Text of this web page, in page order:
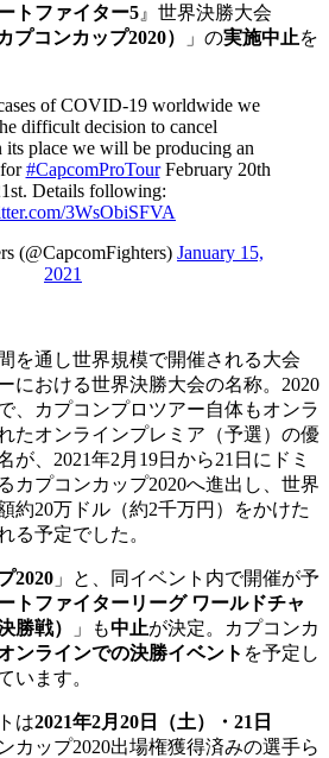
トファイター5 』世界決勝大会
プコンカップ2020） 」の実施中止を
of COVID-19 worldwide we
difficult decision to cancel
its place we will be producing an
#CapcomProTourFebruary 20th
Details following:
3WsObiSFVA
(@CapcomFighters) January 15,
2021
を通し世界規模で開催される大会
における世界決勝大会の名称。2020
、カプコンプロツアー自体もオンラ
たオンラインプレミア（予選）の優
が、2021年2月19日から21日にドミ
カプコンカップ2020へ進出し、世界
約20万ドル（約2千万円）をかけた
る予定でした。
2020 」と、同イベント内で開催が予
トファイターリーグ ワールドチャ
勝戦）
」も中止が決定。カプコンカ
ンラインでの決勝イベント を予定し
います。
は2021年2月20日（土）・21日
カップ2020出場権獲得済みの選手ら